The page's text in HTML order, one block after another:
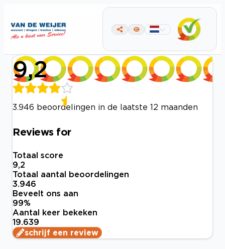
9,2
3.946 beoordelingen in de laatste 12 maanden
Reviews for
Totaal score
9,2
Totaal aantal beoordelingen
3.946
Beveelt ons aan
99%
Aantal keer bekeken
19.639
schrijf een review